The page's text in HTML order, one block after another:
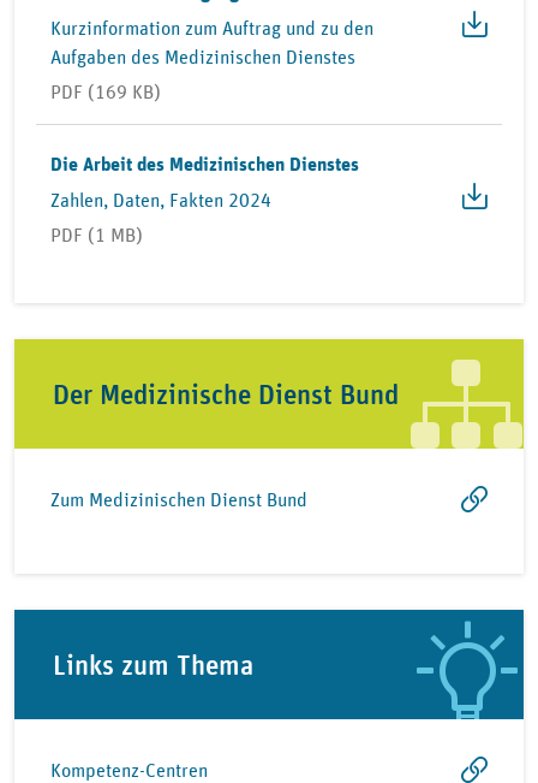
Kurzinformation zum Auftrag und zu den
Aufgaben des Medizinischen Dienstes
PDF (169 KB)
Die Arbeit des Medizinischen Dienstes
Zahlen, Daten, Fakten 2024
PDF (1 MB)
Der Medizinische Dienst Bund
Zum Medizinischen Dienst Bund
Links zum Thema
Kompetenz-Centren